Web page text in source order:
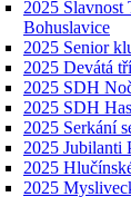
2025 Slavnost
Bohuslavice
2025 Senior
2025 Devátá
2025 SDH
2025 SDH
2025 Serkání
2025 Jubilanti
2025
2025